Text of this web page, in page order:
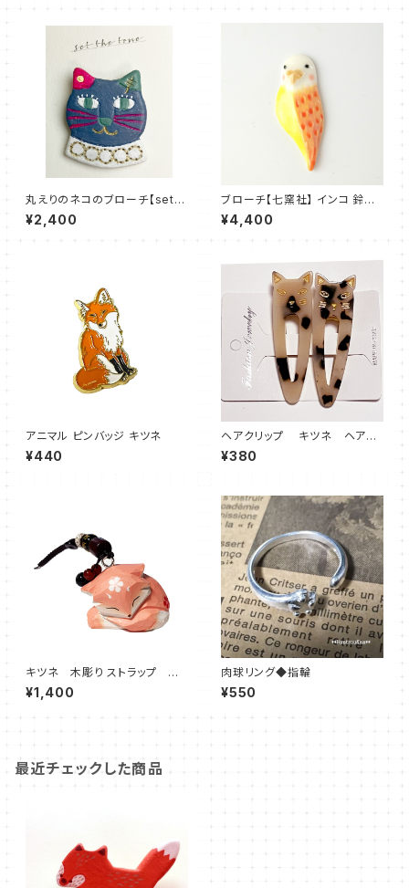
丸えりのネコのブローチ【set t
he tone】
¥2,400
ブローチ【七窯社】 インコ 鈴木
タイル店 美濃焼 【日本製】
¥4,400
アニマル ピンバッジ キツネ
¥440
ヘアクリップ キツネ ヘアア
クセサリー ベージュ系
¥380
キツネ 木彫り ストラップ キ
ーホルダー 狐
¥1,400
肉球リング◆指輪
¥550
最近チェックした商品